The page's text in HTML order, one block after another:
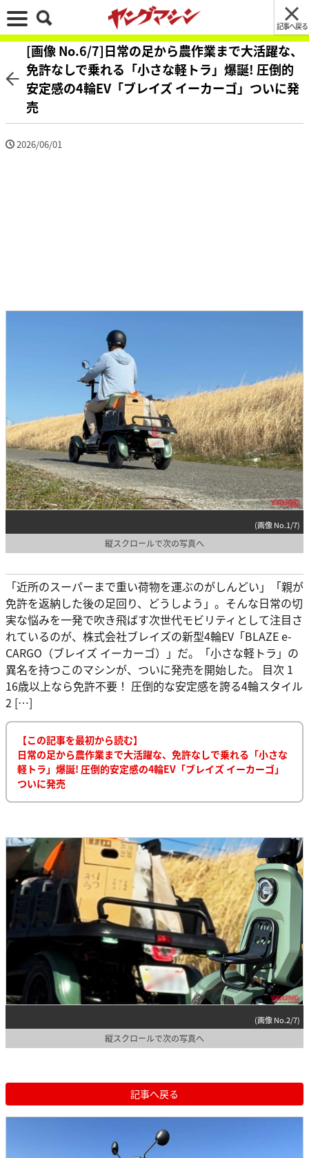
記事へ戻る
[画像 No.6/7]日常の足から農作業まで大活躍な、
免許なしで乗れる「小さな軽トラ」爆誕! 圧倒的
安定感の4輪EV「ブレイズ イーカーゴ」ついに発
売
2026/06/01
(画像 No.1/7)
縦スクロールで次の写真へ
「近所のスーパーまで重い荷物を運ぶのがしんどい」「親が
免許を返納した後の足回り、どうしよう」。そんな日常の切
実な悩みを一発で吹き飛ばす次世代モビリティとして注目さ
れているのが、株式会社ブレイズの新型4輪EV「BLAZE e-
CARGO（ブレイズ イーカーゴ）」だ。「小さな軽トラ」の
異名を持つこのマシンが、ついに発売を開始した。 目次 1
16歳以上なら免許不要！ 圧倒的な安定感を誇る4輪スタイル
2 […]
【この記事を最初から読む】
日常の足から農作業まで大活躍な、免許なしで乗れる「小さな
軽トラ」爆誕! 圧倒的安定感の4輪EV「ブレイズ イーカーゴ」
ついに発売
(画像 No.2/7)
縦スクロールで次の写真へ
記事へ戻る